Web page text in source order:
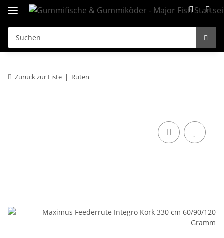
Zurück zur Liste Ruten